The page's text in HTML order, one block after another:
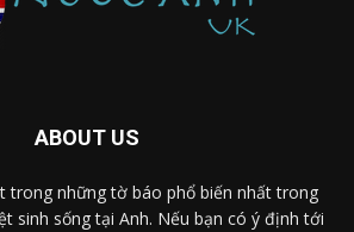
ABOUT US
trong những tờ báo phổ biến nhất trong
sinh sống tại Anh. Nếu bạn có ý định tới